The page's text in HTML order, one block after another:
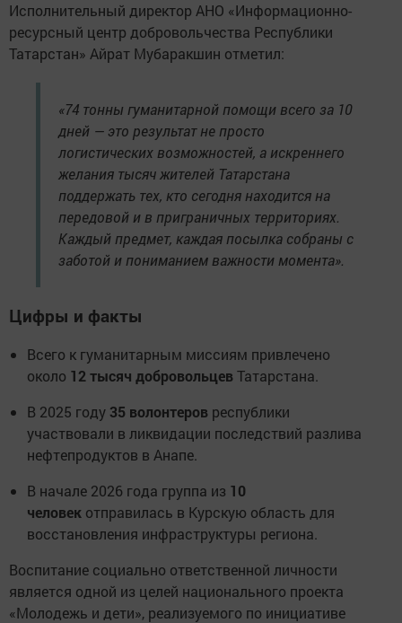
Исполнительный директор АНО «Информационно-
ресурсный центр добровольчества Республики
Татарстан» Айрат Мубаракшин отметил:
«74 тонны гуманитарной помощи всего за 10
дней — это результат не просто
логистических возможностей, а искреннего
желания тысяч жителей Татарстана
поддержать тех, кто сегодня находится на
передовой и в приграничных территориях.
Каждый предмет, каждая посылка собраны с
заботой и пониманием важности момента».
Цифры и факты
Всего к гуманитарным миссиям привлечено
около 12 тысяч добровольцевТатарстана.
В 2025 году 35 волонтеров республики
участвовали в ликвидации последствий разлива
нефтепродуктов в Анапе.
В начале 2026 года группа из 10
человек отправилась в Курскую область для
восстановления инфраструктуры региона.
Воспитание социально ответственной личности
является одной из целей национального проекта
«Молодежь и дети», реализуемого по инициативе